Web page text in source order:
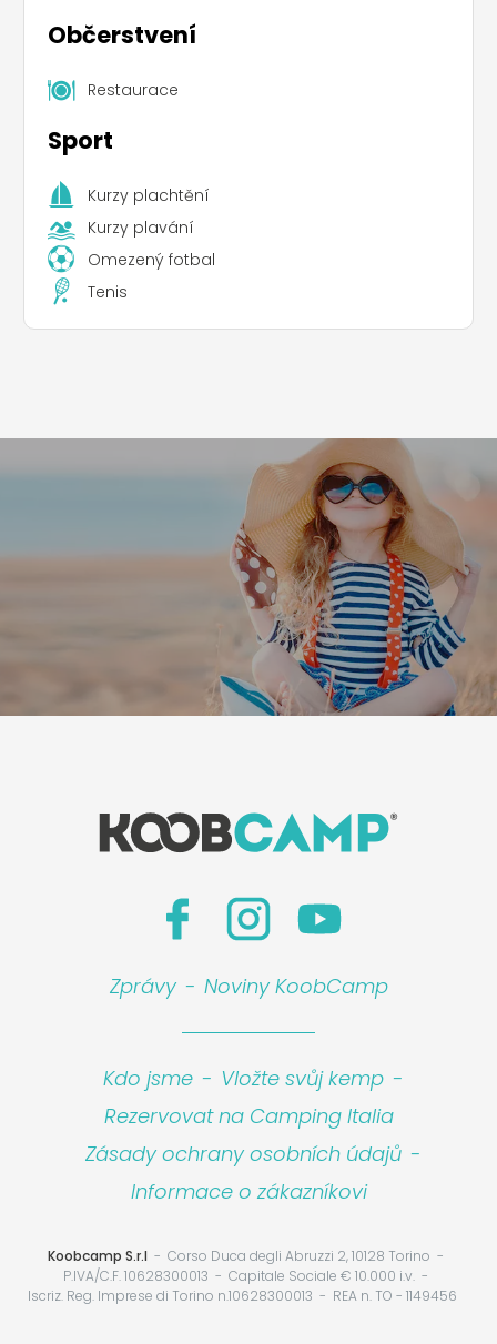
Občerstvení
Restaurace
Sport
Kurzy plachtění
Kurzy plavání
Omezený fotbal
Tenis
Leaflet |©Koobcamp S.r.l.
Zprávy - Noviny KoobCamp
Kdo jsme - Vložte svůj kemp -
Rezervovat na Camping Italia
Zásady ochrany osobních údajů -
Informace o zákazníkovi
Koobcamp S.r.l
Corso Duca degli Abruzzi 2, 10128 Torino
P.IVA/C.F. 10628300013
Capitale Sociale € 10.000 i.v.
Iscriz. Reg. Imprese di Torino n.10628300013
REA n. TO - 1149456